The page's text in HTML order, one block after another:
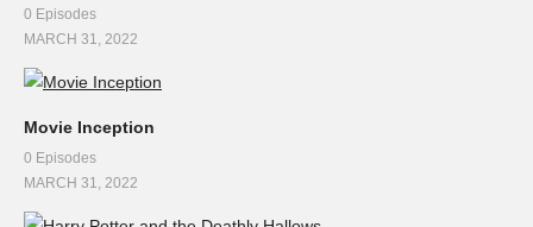
0 Episodes
MARCH 31, 2022
Movie Inception
0 Episodes
MARCH 31, 2022